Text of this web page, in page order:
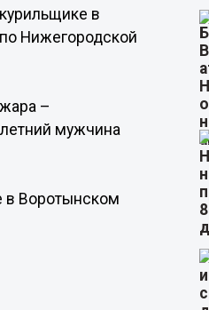
в
Нижегородской
–
мужчина
в Воротынском